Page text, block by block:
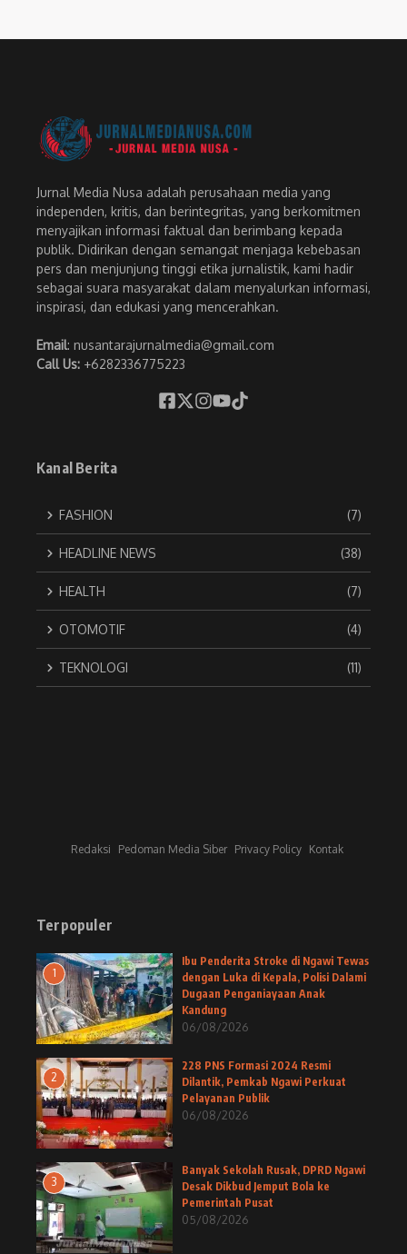
Jurnal Media Nusa adalah perusahaan media yang
independen, kritis, dan berintegritas, yang berkomitmen
menyajikan informasi faktual dan berimbang kepada
publik. Didirikan dengan semangat menjaga kebebasan
pers dan menjunjung tinggi etika jurnalistik, kami hadir
sebagai suara masyarakat dalam menyalurkan informasi,
inspirasi, dan edukasi yang mencerahkan.
Email: nusantarajurnalmedia@gmail.com
Call Us: +6282336775223
Kanal Berita
FASHION (7)
HEADLINE NEWS (38)
HEALTH (7)
OTOMOTIF (4)
TEKNOLOGI (11)
Redaksi Pedoman Media Siber Privacy Policy Kontak
Terpopuler
1
Ibu Penderita Stroke di Ngawi Tewas
dengan Luka di Kepala, Polisi Dalami
Dugaan Penganiayaan Anak
Kandung
06/08/2026
2
228 PNS Formasi 2024 Resmi
Dilantik, Pemkab Ngawi Perkuat
Pelayanan Publik
06/08/2026
3
Banyak Sekolah Rusak, DPRD Ngawi
Desak Dikbud Jemput Bola ke
Pemerintah Pusat
05/08/2026